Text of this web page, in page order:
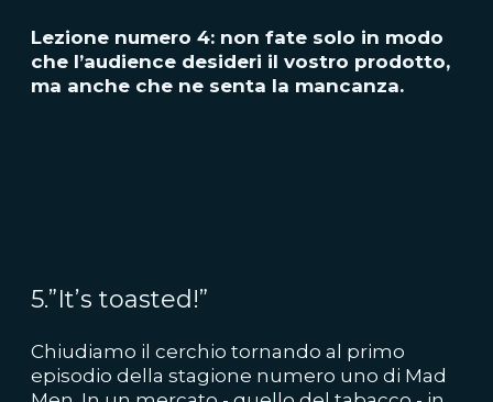
Lezione numero 4: non fate solo in modo
che l’audience desideri il vostro prodotto,
ma anche che ne senta la mancanza.
5.”It’s toasted!”
Chiudiamo il cerchio tornando al primo
episodio della stagione numero uno di Mad